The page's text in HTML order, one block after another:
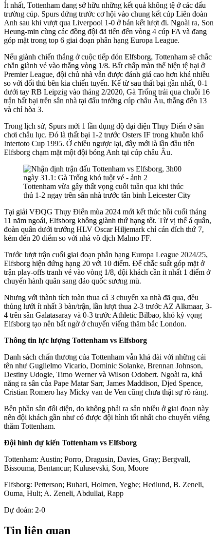
Ít nhất, Tottenham đang sở hữu những kết quả không tệ ở các đấu
trường cúp. Spurs đứng trước cơ hội vào chung kết cúp Liên đoàn
Anh sau khi vượt qua Liverpool 1-0 ở bán kết lượt đi. Ngoài ra, Son
Heung-min cùng các đồng đội đã tiến đến vòng 4 cúp FA và đang
góp mặt trong top 6 giai đoạn phân hạng Europa League.
Nếu giành chiến thắng ở cuộc tiếp đón Elfsborg, Tottenham sẽ chắc
chắn giành vé vào thẳng vòng 1/8. Bất chấp màn thể hiện tệ hại ở
Premier League, đội chủ nhà vẫn được đánh giá cao hơn khá nhiều
so với đối thủ bên kia chiến tuyến. Kể từ sau thất bại gần nhất, 0-1
dưới tay RB Leipzig vào tháng 2/2020, Gà Trống trải qua chuỗi 16
trận bất bại trên sân nhà tại đấu trường cúp châu Âu, thắng đến 13
và chỉ hòa 3.
Trong lịch sử, Spurs mới 1 lần đụng độ đại diện Thụy Điển ở sân
chơi châu lục. Đó là thất bại 1-2 trước Osters IF trong khuôn khổ
Intertoto Cup 1995. Ở chiều ngược lại, đây mới là lần đầu tiên
Elfsborg chạm mặt một đội bóng Anh tại cúp châu Âu.
Tottenham vừa gây thất vọng cuối tuần qua khi thúc
thủ 1-2 ngay trên sân nhà trước tân binh Leicester City
Tại giải VĐQG Thụy Điển mùa 2024 mới kết thúc hồi cuối tháng
11 năm ngoái, Elfsborg không giành thứ hạng tốt. Từ vị thế á quân,
đoàn quân dưới trướng HLV Oscar Hiljemark chỉ cán đích thứ 7,
kém đến 20 điểm so với nhà vô địch Malmo FF.
Trước lượt trận cuối giai đoạn phân hạng Europa League 2024/25,
Elfsborg hiện đứng hạng 20 với 10 điểm. Để chắc suất góp mặt ở
trận play-offs tranh vé vào vòng 1/8, đội khách cần ít nhất 1 điểm ở
chuyến hành quân sang đảo quốc sương mù.
Nhưng với thành tích toàn thua cả 3 chuyến xa nhà đã qua, đều
thủng lưới ít nhất 3 bàn/trận, lần lượt thua 2-3 trước AZ Alkmaar, 3-
4 trên sân Galatasaray và 0-3 trước Athletic Bilbao, khó kỳ vọng
Elfsborg tạo nên bất ngờ ở chuyến viếng thăm bắc London.
Thông tin lực lượng Tottenham vs Elfsborg
Danh sách chấn thương của Tottenham vẫn khá dài với những cái
tên như Guglielmo Vicario, Dominic Solanke, Brennan Johnson,
Destiny Udogie, Timo Werner và Wilson Odobert. Ngoài ra, khả
năng ra sân của Pape Matar Sarr, James Maddison, Djed Spence,
Cristian Romero hay Micky van de Ven cũng chưa thật sự rõ ràng.
Bên phần sân đối diện, do không phải ra sân nhiều ở giai đoạn này
nên đội khách gần như có được đội hình tốt nhất cho chuyến viếng
thăm Tottenham.
Đội hình dự kiến Tottenham vs Elfsborg
Tottenham: Austin; Porro, Dragusin, Davies, Gray; Bergvall,
Bissouma, Bentancur; Kulusevski, Son, Moore
Elfsborg: Petterson; Buhari, Holmen, Yegbe; Hedlund, B. Zeneli,
Ouma, Hult; A. Zeneli, Abdullai, Rapp
Dự đoán: 2-0
Tin liên quan